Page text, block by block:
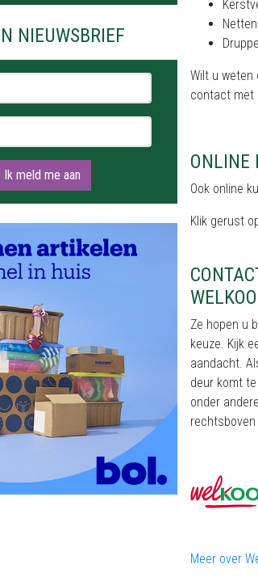
NIEUWSBRIEF
Ik meld me aan
Wilt u weten
contact met
ONLINE
Ook online
Klik gerust
Ze hopen u
keuze. Kijk
aandacht.
deur komt
onder
rechtsboven
Meer over